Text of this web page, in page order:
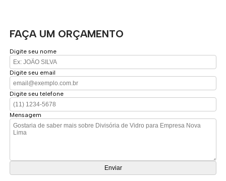
FAÇA UM ORÇAMENTO
Digite seu nome
Digite seu email
Digite seu telefone
Mensagem